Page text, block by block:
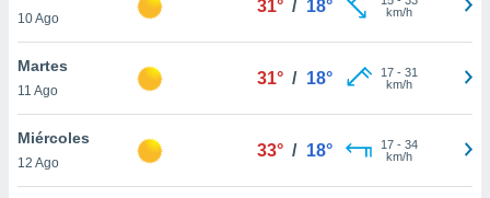
más
nuestra
y
10 Ago
31° / 18°
km/h
Martes
11 Ago
31° / 18° 17- 31
km/h
Miércoles
12 Ago
33° / 18° 17- 34
km/h